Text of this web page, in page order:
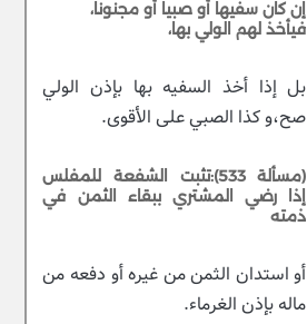
إن كان سفيها أو صبيا أو مجنونا،
فيأخذ لهم الولي بها،
بل إذا أخذ السفيه بها بإذن الولي
صح،و كذا الصبي على الأقوى.
(مسألة 533):تثبت الشفعة للمفلس
إذا رضي المشتري ببقاء الثمن في
ذمته
أو استدان الثمن من غيره أو دفعه من
ماله بإذن الغرماء.